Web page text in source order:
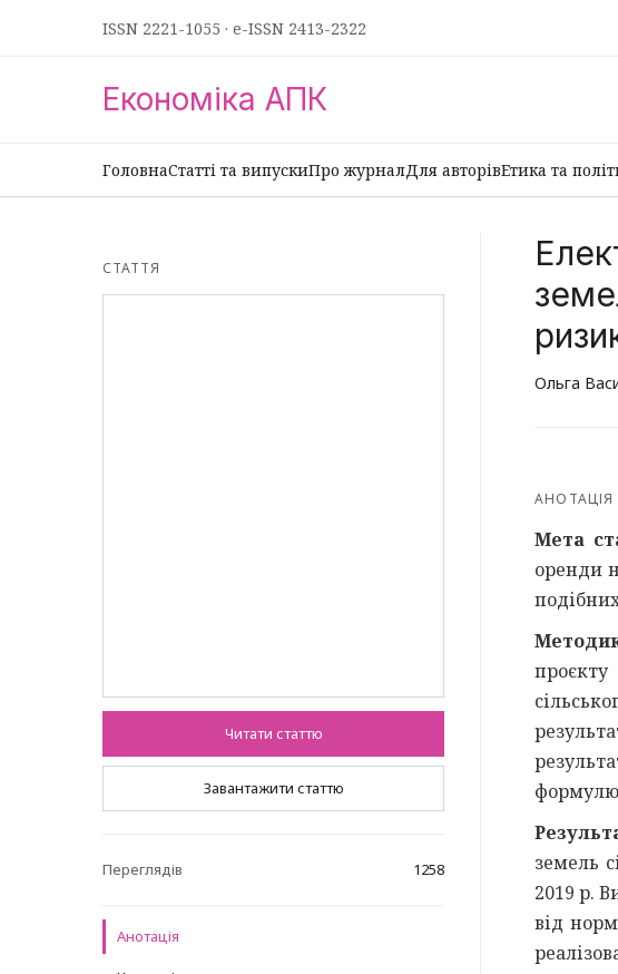
ISSN 2221-1055 · e-ISSN 2413-2322
Економіка АПК
ГоловнаСтатті та випускиПро журналДля авторівЕтика та
СТАТТЯ
Читати статтю
Завантажити статтю
Переглядів 1258
Анотація
Ольга
АНОТАЦІЯ
Мета
оренди
земель
2019 р.
від